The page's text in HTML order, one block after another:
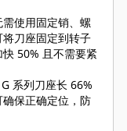
使用固定销、螺
刀座固定到转子
50% 且不需要紧
系列刀座长 66%
保正确定位，防